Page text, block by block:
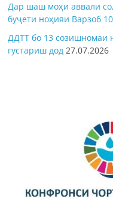
Дар шаш моҳи аввали
буҷети ноҳияи Варзоб
ДДТТ бо 13 созишномаи
густариш дод 27.07.2026